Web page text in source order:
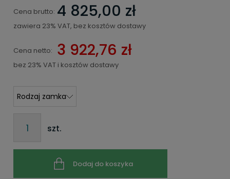
Cena brutto: 4 825,00 zł
zawiera 23% VAT, bez kosztów dostawy
Cena netto: 3 922,76 zł
bez 23% VAT i kosztów dostawy
szt.
Dodaj do koszyka